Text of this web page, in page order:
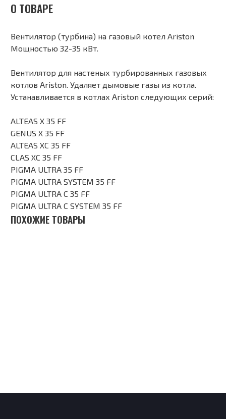
О ТОВАРЕ
Вентилятор (турбина) на газовый котел Ariston
Мощностью 32-35 кВт.
Вентилятор для настеных турбированных газовых
котлов Ariston. Удаляет дымовые газы из котла.
Устанавливается в котлах Ariston следующих серий:
ALTEAS X 35 FF
GENUS X 35 FF
ALTEAS XC 35 FF
CLAS XC 35 FF
PIGMA ULTRA 35 FF
PIGMA ULTRA SYSTEM 35 FF
PIGMA ULTRA C 35 FF
PIGMA ULTRA C SYSTEM 35 FF
ПОХОЖИЕ ТОВАРЫ